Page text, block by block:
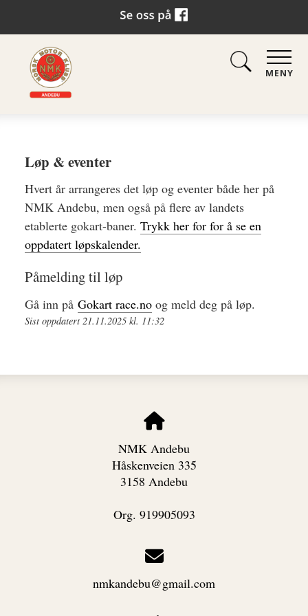
MENY
Løp & eventer
Hvert år arrangeres det løp og eventer både her på
NMK Andebu, men også på flere av landets
etablerte gokart-baner. Trykk her for for å se en
oppdatert løpskalender.
Påmelding til løp
Gå inn på Gokart race.noog meld deg på løp.
Sist oppdatert 21.11.2025 kl. 11:32
NMK Andebu
Håskenveien 335
3158 Andebu
Org. 919905093
nmkandebu@gmail.com